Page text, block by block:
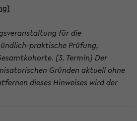
für die
praktische Prüfung,
(3. Termin) Der
Gründen aktuell ohne
dieses Hinweises wird der